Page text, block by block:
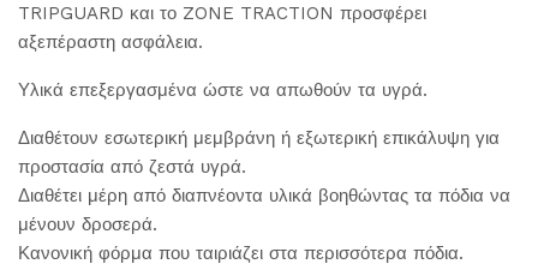
TRIPGUARD και το ZONE TRACTION προσφέρει
αξεπέραστη ασφάλεια.
Υλικά επεξεργασμένα ώστε να απωθούν τα υγρά.
Διαθέτουν εσωτερική μεμβράνη ή εξωτερική επικάλυψη για
προστασία από ζεστά υγρά.
Διαθέτει μέρη από διαπνέοντα υλικά βοηθώντας τα πόδια να
μένουν δροσερά.
Κανονική φόρμα που ταιριάζει στα περισσότερα πόδια.